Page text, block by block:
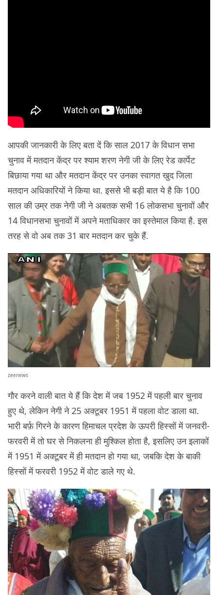
आपकी जानकारी के लिए बता दें कि साल 2017 के विधान सभा
चुनाव में मतदान केंद्र पर श्याम शरण नेगी जी के लिए रेड कार्पेट
बिछाया गया था और मतदान केंद्र पर उनका स्वागत खुद जिला
मतदान अधिकारियों ने किया था. इससे भी बड़ी बात ये है कि 100
साल की उम्र तक नेगी जी ने अबतक सभी 16 लोकसभा चुनावों और
14 विधानसभा चुनावों में अपने मताधिकार का इस्तेमाल किया है. इस
तरह से वो अब तक 31 बार मतदान कर चुके हैं.
zeenews
गौर करने वाली बात ये हैं कि देश में जब 1952 में पहली बार चुनाव
हुए थे, लेकिन नेगी ने 25 अक्टूबर 1951 में पहला वोट डाला था.
भारी बर्फ़ गिरने के कारण हिमाचल प्रदेश के ऊपरी हिस्सों में जनवरी-
फरवरी में तो घर से निकलना ही मुश्किल होता है, इसलिए उन इलाकों
में 1951 में अक्टूबर में ही मतदान हो गया था, जबकि देश के बाकी
हिस्सों में फरवरी 1952 में वोट डाले गए थे.